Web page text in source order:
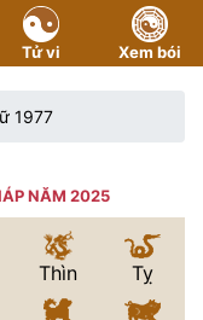
Tử vi Xem bói
1977
NĂM 2025
Thìn Tỵ